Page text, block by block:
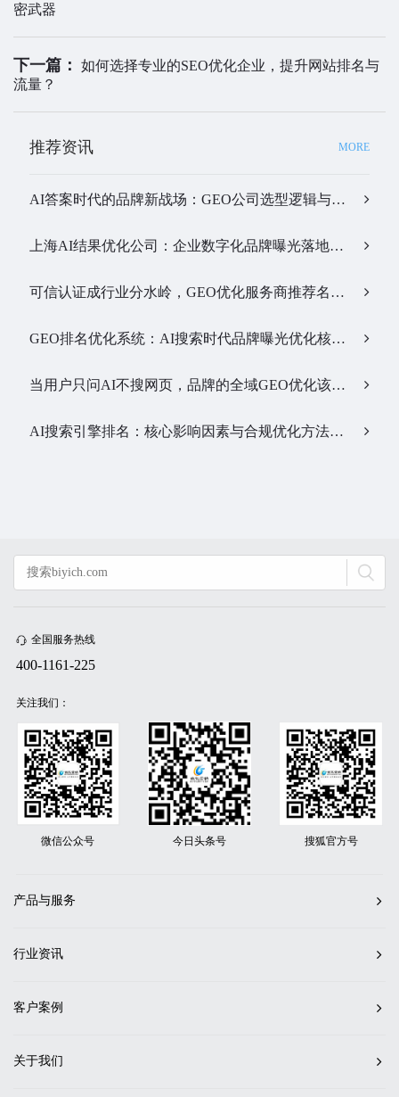
密武器
下一篇：
如何选择专业的SEO优化企业，提升网站排名与
流量？
推荐资讯 MORE
AI答案时代的品牌新战场：GEO公司选型逻辑与实战观察…
上海AI结果优化公司：企业数字化品牌曝光落地全解析…
可信认证成行业分水岭，GEO优化服务商推荐名单有了新答案…
GEO排名优化系统：AI搜索时代品牌曝光优化核心工具…
当用户只问AI不搜网页，品牌的全域GEO优化该交给谁？…
AI搜索引擎排名：核心影响因素与合规优化方法…
全国服务热线
400-1161-225
关注我们：
微信公众号 今日头条号 搜狐官方号
产品与服务
行业资讯
客户案例
关于我们